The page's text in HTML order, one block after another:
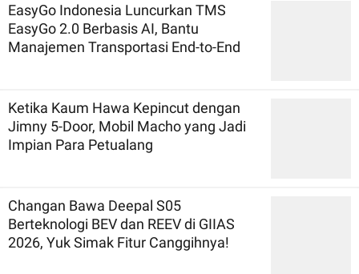
EasyGo Indonesia Luncurkan TMS
EasyGo 2.0 Berbasis AI, Bantu
Manajemen Transportasi End-to-End
Ketika Kaum Hawa Kepincut dengan
Jimny 5-Door, Mobil Macho yang Jadi
Impian Para Petualang
Changan Bawa Deepal S05
Berteknologi BEV dan REEV di GIIAS
2026, Yuk Simak Fitur Canggihnya!